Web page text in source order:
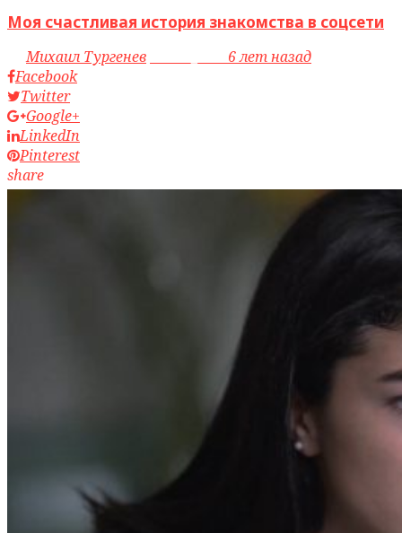
Моя счастливая история знакомства в соцсети
byМихаил Тургенев
6 лет назад
Facebook
Twitter
Google+
LinkedIn
Pinterest
share